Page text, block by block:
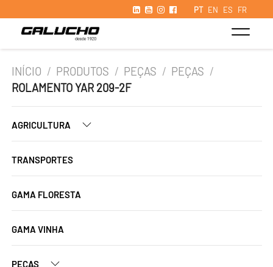
PT EN ES FR
INÍCIO / PRODUTOS / PEÇAS / PEÇAS /
ROLAMENTO YAR 209-2F
AGRICULTURA
TRANSPORTES
GAMA FLORESTA
GAMA VINHA
PEÇAS